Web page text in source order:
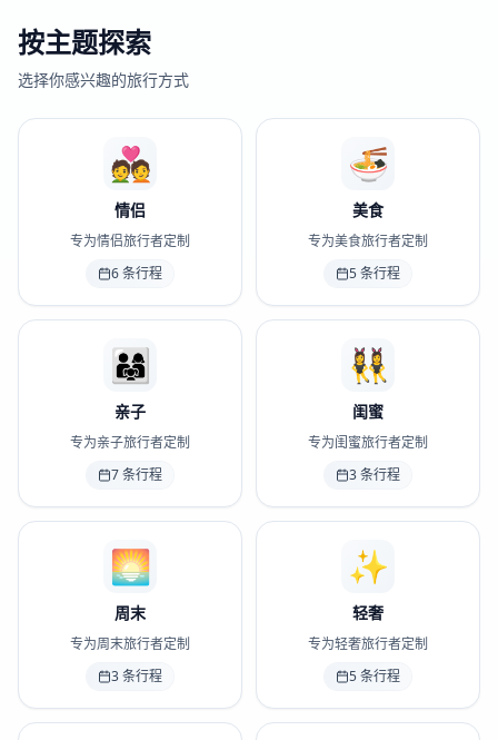
按主题探索
选择你感兴趣的旅行方式
💑
情侣
专为情侣旅行者定制
6条行程
🍜
美食
专为美食旅行者定制
5条行程
👨‍👩‍👧
亲子
专为亲子旅行者定制
7条行程
👯‍♀️
闺蜜
专为闺蜜旅行者定制
3条行程
🌅
周末
专为周末旅行者定制
3条行程
✨
轻奢
专为轻奢旅行者定制
5条行程